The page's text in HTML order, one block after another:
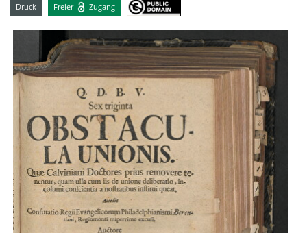
Druck Freier Zugang